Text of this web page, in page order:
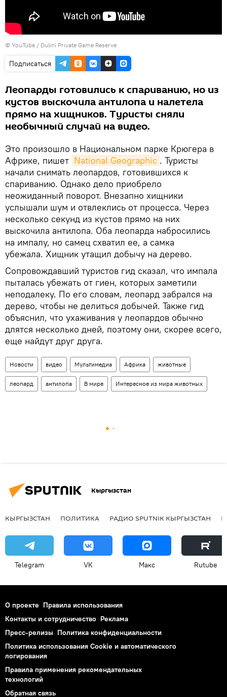
© YouTube / Dulini Private Game Reserve
Подписаться
Леопарды готовились к спариванию, но из
кустов выскочила антилопа и налетела
прямо на хищников. Туристы сняли
необычный случай на видео.
Это произошло в Национальном парке Крюгера в
Африке, пишет National Geographic . Туристы
начали снимать леопардов, готовившихся к
спариванию. Однако дело приобрело
неожиданный поворот. Внезапно хищники
услышали шум и отвлеклись от процесса. Через
несколько секунд из кустов прямо на них
выскочила антилопа. Оба леопарда набросились
на импалу, но самец схватил ее, а самка
убежала. Хищник утащил добычу на дерево.
Сопровождавший туристов гид сказал, что импала
пыталась убежать от гиен, которых заметили
неподалеку. По его словам, леопард забрался на
дерево, чтобы не делиться добычей. Также гид
объяснил, что ухаживания у леопардов обычно
длятся несколько дней, поэтому они, скорее всего,
еще найдут друг друга.
Новости видео Мультимедиа Африка животные
леопард антилопа В мире Интересное из мира животных
Кыргызстан
КЫРГЫЗСТАН ПОЛИТИКА РАДИО SPUTNIK КЫРГЫЗСТАН
Telegram VK Макс Rutube
О проекте Правила использования
Контакты и сотрудничество Реклама
Пресс-релизы Политика конфиденциальности
Политика использования Cookie и автоматического
логирования
Правила применения рекомендательных
технологий
Обратная связь